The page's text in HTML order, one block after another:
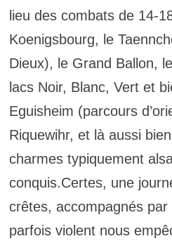
lieu des combats de 14-
Koenigsbourg, le
Dieux), le Grand Ballon,
lacs Noir, Blanc, Vert et
Eguisheim (parcours
Riquewihr, et là aussi
charmes typiquement
conquis.Certes, une
crêtes, accompagnés
parfois violent nous